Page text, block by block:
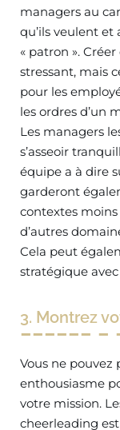
managers au
qu’ils veulent
« patron ».
stressant, mais
pour les
les ordres d’un
Les managers
s’asseoir
équipe a à dire
garderont
contextes
d’autres
Cela peut
stratégique
3. Montrez
Vous ne pouvez
enthousiasme
votre mission.
cheerleading